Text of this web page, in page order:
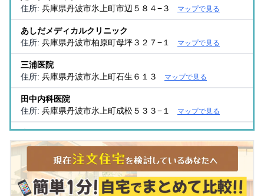
住所: 兵庫県丹波市氷上町市辺５８４−３ マップで見る
あしだメディカルクリニック
住所: 兵庫県丹波市柏原町母坪３２７−１ マップで見る
三浦医院
住所: 兵庫県丹波市氷上町石生６１３ マップで見る
田中内科医院
住所: 兵庫県丹波市氷上町成松５３３−１ マップで見る
吉積クリニック
住所:兵庫県丹波市氷上町成松４９４−１ マップで見る
兵庫県丹波認知症疾患医療センター
住所:兵庫県丹波市氷上町絹山５１３ マップで見る